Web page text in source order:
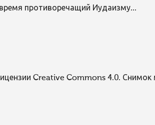
противоречащий Иудаизму...
Creative Commons 4.0.